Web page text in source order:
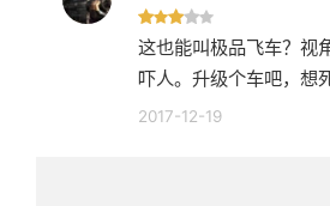
这也能叫极品飞车？视
吓人。升级个车吧，想
2017-12-19